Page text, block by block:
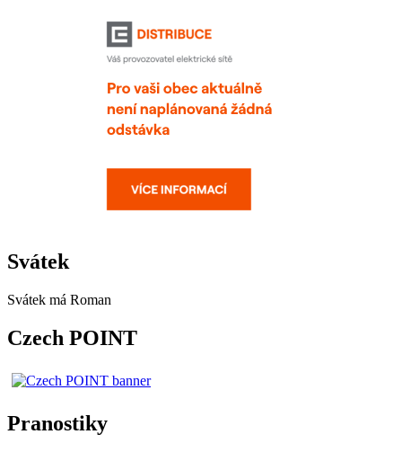
Svátek
Svátek má Roman
Czech POINT
Pranostiky